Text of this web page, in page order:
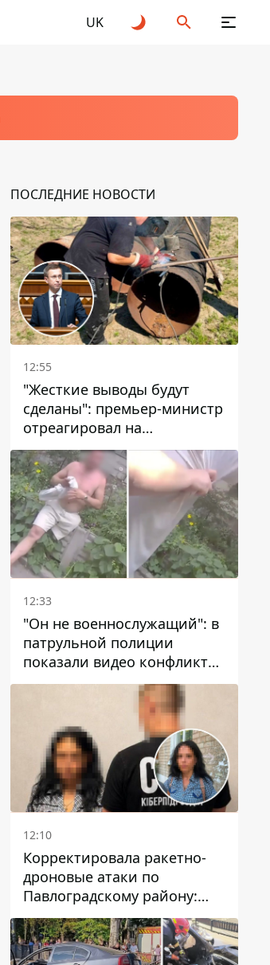
UK
ПОСЛЕДНИЕ НОВОСТИ
12:55
"Жесткие выводы будут
сделаны": премьер-министр
отреагировал на
несколькодневное
отсутствие воды в Марганце
12:33
"Он не военнослужащий": в
патрульной полиции
показали видео конфликта
с мужчиной без ноги на
проспекте Поля в Днепре
12:10
Корректировала ракетно-
дроновые атаки по
Павлоградскому району:
задержали вражескую
агентку